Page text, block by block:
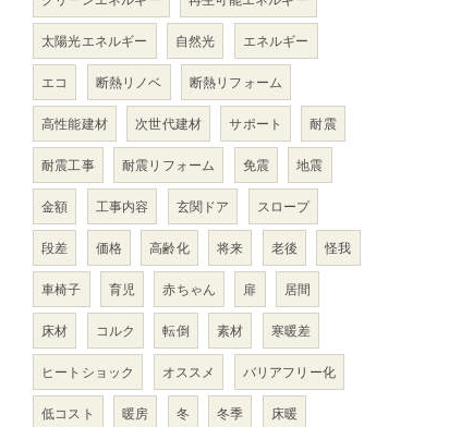
太陽光エネルギー 自然光 エネルギー
エコ 断熱リノベ 断熱リフォーム
高性能建材 次世代建材 サポート 耐震
耐震工事 耐震リフォーム 免震 地震
金額 工事内容 玄関ドア スロープ
段差 価格 高齢化 将来 老後 怪我
車椅子 育児 赤ちゃん 扉 居間
床材 コルク 転倒 素材 寒暖差
ヒートショック オススメ バリアフリー化
低コスト 暖房 冬 冬季 床暖